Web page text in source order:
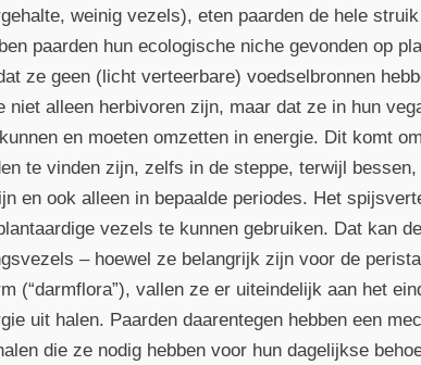
weinig vezels), eten paarden de hele
paarden hun ecologische niche gevonden op
ze geen (licht verteerbare) voedselbronnen
niet alleen herbivoren zijn, maar dat ze in hun
en moeten omzetten in energie. Dit komt
te vinden zijn, zelfs in de steppe, terwijl
en ook alleen in bepaalde periodes. Het
vezels te kunnen gebruiken. Dat kan
– hoewel ze belangrijk zijn voor de
(“darmflora”), vallen ze er uiteindelijk aan het
uit halen. Paarden daarentegen hebben een
die ze nodig hebben voor hun dagelijkse